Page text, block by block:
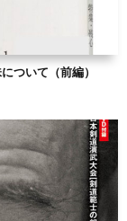
ついて（前編）